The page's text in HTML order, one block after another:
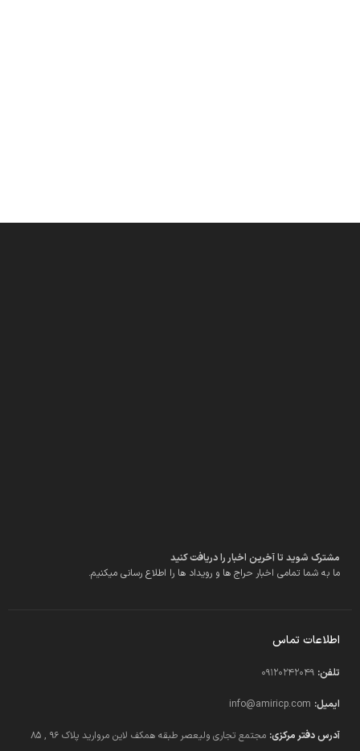
مشترک شوید تا آخرین اخبار را دریافت کنید
ما به شما تمامی اخبار حراج ها و رویداد ها را اطلاع رسانی میکنیم.
اطلاعات تماس
تلفن: 09120242049
ایمیل: info@amiricp.com
آدرس دفتر مرکزی: مجتمع تجاری ولیعصر طبقه همکف لاین مروارید پلاک 96 , 85